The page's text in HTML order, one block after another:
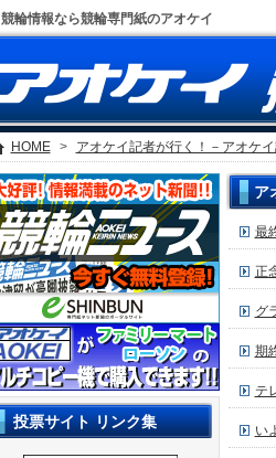
競輪情報なら競輪専門紙のアオケイ
HOME > アオケイ記者が行く！－アオケ
投票サイト リンク集
ア
最
正
グ
期
テ
い